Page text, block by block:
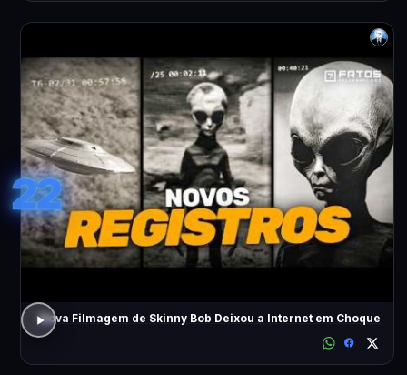
22
Nova Filmagem de Skinny Bob Deixou a Internet em Choque